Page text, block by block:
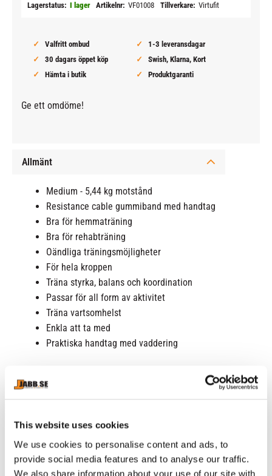
This website uses cookies
We use cookies to personalise content and ads, to
provide social media features and to analyse our traffic.
We also share information about your use of our site with
Lagerstatus I lager Artikelnr VF01008 Tillverkare Virtufit
Valfritt ombud
1-3 leveransdagar
30 dagars öppet köp
Swish, Klarna, Kort
Hämta i butik
Produktgaranti
Ge ett omdöme!
Allmänt
Medium - 5,44 kg motstånd
Resistance cable gummiband med handtag
Bra för hemmaträning
Bra för rehabträning
Oändliga träningsmöjligheter
För hela kroppen
Träna styrka, balans och koordination
Passar för all form av aktivitet
Träna vartsomhelst
Enkla att ta med
Praktiska handtag med vaddering